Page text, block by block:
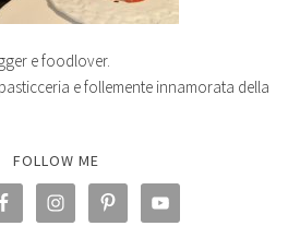
e foodlover.
e follemente innamorata della
FOLLOW ME